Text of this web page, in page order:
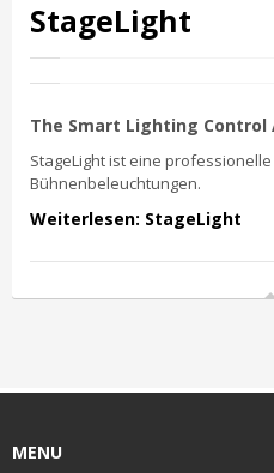
StageLight
The Smart Lighting Control
StageLight ist eine
Bühnenbeleuchtungen.
Weiterlesen: StageLight
MENU